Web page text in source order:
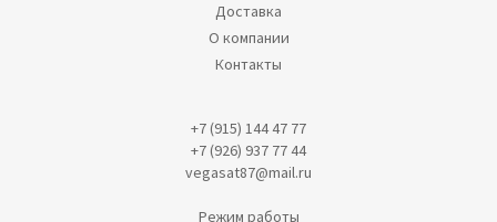
Доставка
О компании
Контакты
+7 (915) 144 47 77
+7 (926) 937 77 44
vegasat87@mail.ru
Режим работы